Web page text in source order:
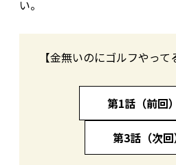
い。
【金無いのにゴルフやって
第1話（前回
第3話（次